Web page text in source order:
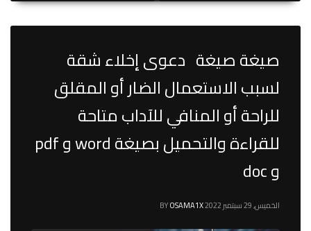
صيغة صيغة دعوى إخلاء شقة
لسبب الاستعمال الضار أو المقلق
للراحة أو المنافي للآداب متاحة
للقراءة والتحميل بصيغة word و pdf
و doc
الخميس, 29 سبتمبر 2022 BYOSAMA1X